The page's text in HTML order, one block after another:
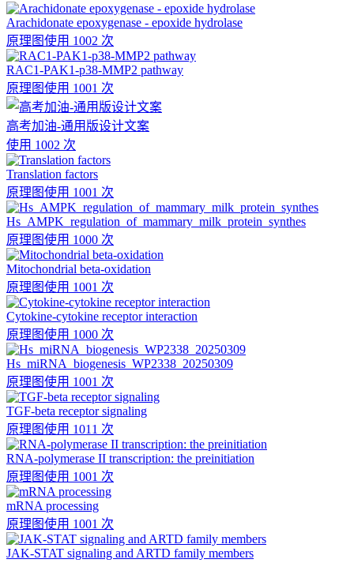
Arachidonate epoxygenase - epoxide hydrolase
原理图使用 1002 次
RAC1-PAK1-p38-MMP2 pathway
原理图使用 1001 次
高考加油-通用版设计文案
使用 1002 次
Translation factors
原理图使用 1001 次
Hs_AMPK_regulation_of_mammary_milk_protein_synthes
原理图使用 1000 次
Mitochondrial beta-oxidation
原理图使用 1001 次
Cytokine-cytokine receptor interaction
原理图使用 1000 次
Hs_miRNA_biogenesis_WP2338_20250309
原理图使用 1001 次
TGF-beta receptor signaling
原理图使用 1011 次
RNA-polymerase II transcription: the preinitiation
原理图使用 1001 次
mRNA processing
原理图使用 1001 次
JAK-STAT signaling and ARTD family members